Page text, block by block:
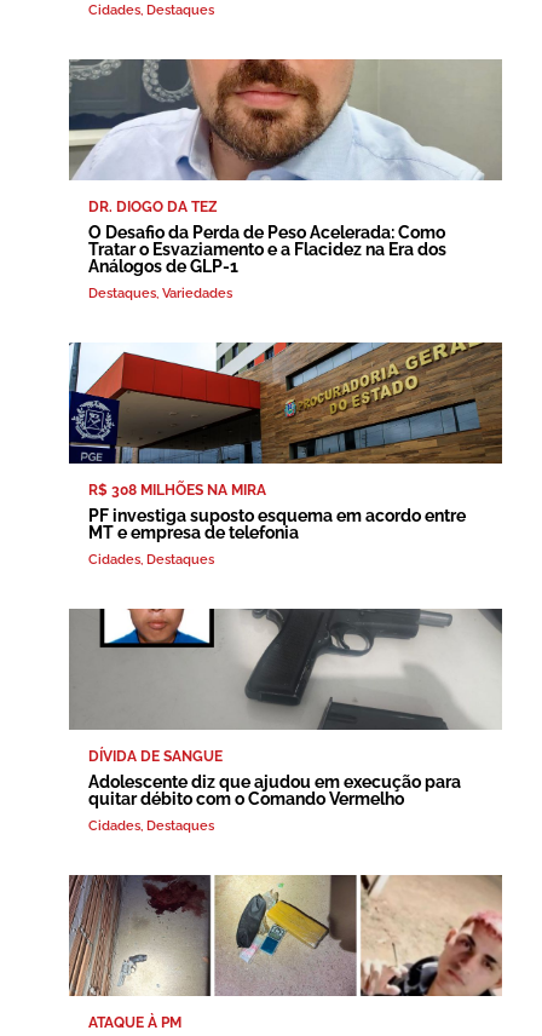
Cidades, Destaques
DR. DIOGO DA TEZ
O Desafio da Perda de Peso Acelerada: Como
Tratar o Esvaziamento e a Flacidez na Era dos
Análogos de GLP-1
Destaques, Variedades
R$ 308 MILHÕES NA MIRA
PF investiga suposto esquema em acordo entre
MT e empresa de telefonia
Cidades, Destaques
DÍVIDA DE SANGUE
Adolescente diz que ajudou em execução para
quitar débito com o Comando Vermelho
Cidades, Destaques
ATAQUE À PM